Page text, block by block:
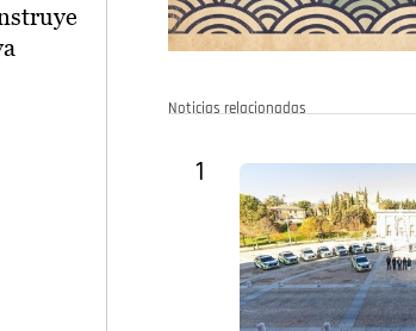
Noticias relacionadas
1